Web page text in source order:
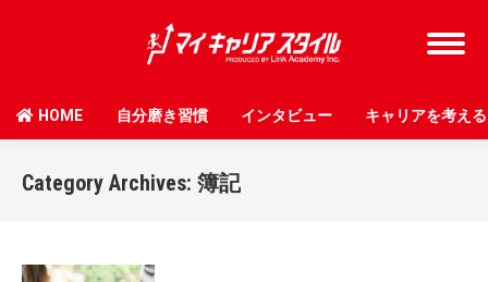
HOME 自分磨き習慣 インタビュー キャリアを考える
Category Archives: 簿記